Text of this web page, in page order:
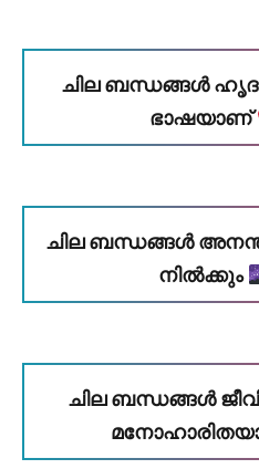
ചില ബന്ധങ്ങൾ
ഭാഷയാണ്
ചില ബന്ധങ്ങൾ
നിൽക്കും
ചില ബന്ധങ്ങൾ